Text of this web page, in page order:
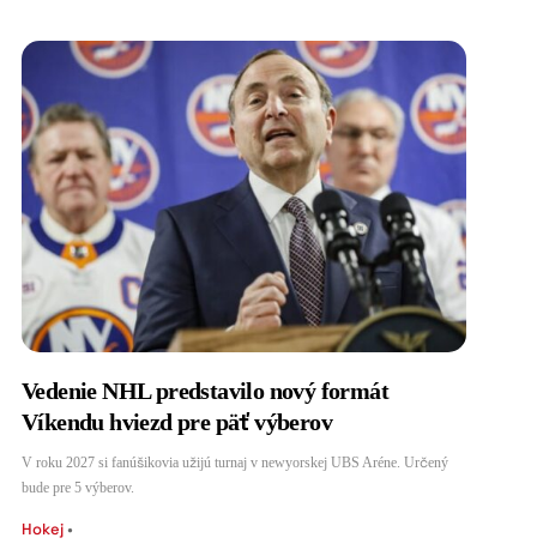
Vedenie NHL predstavilo nový formát
Víkendu hviezd pre päť výberov
V roku 2027 si fanúšikovia užijú turnaj v newyorskej UBS Aréne. Určený
bude pre 5 výberov.
Hokej•